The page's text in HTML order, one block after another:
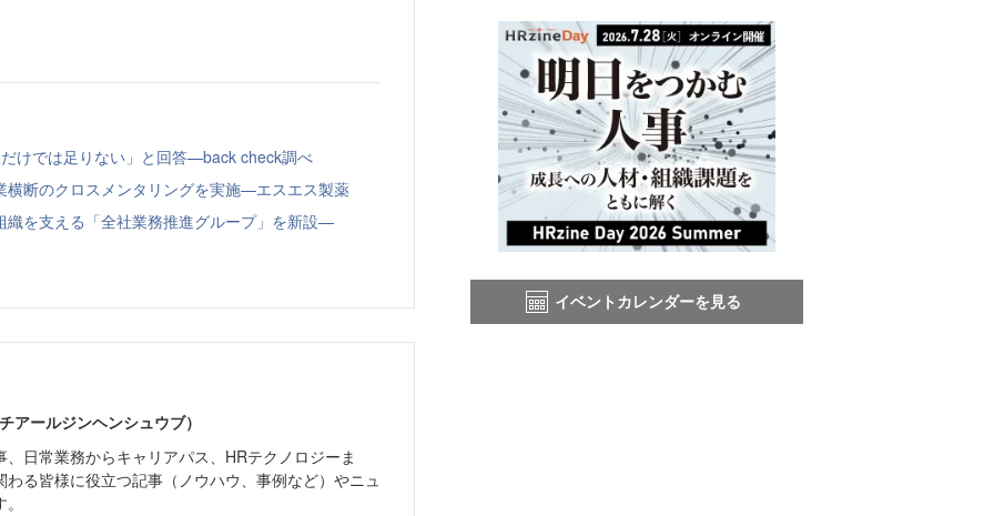
けでは足りない」と回答—back check調べ
横断のクロスメンタリングを実施—エスエス製薬
織を支える「全社業務推進グループ」を新設—
アールジンヘンシュウブ）
日常業務からキャリアパス、HRテクノロジーま
る皆様に役立つ記事（ノウハウ、事例など）やニュ
イベントカレンダーを見る